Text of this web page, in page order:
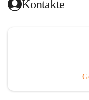
Kontakte